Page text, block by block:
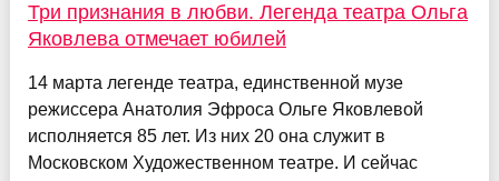
Три признания в любви. Легенда театра Ольга
Яковлева отмечает юбилей
14 марта легенде театра, единственной музе
режиссера Анатолия Эфроса Ольге Яковлевой
исполняется 85 лет. Из них 20 она служит в
Московском Художественном театре. И сейчас